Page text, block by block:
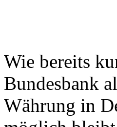
Wie bereits
Bundesbank
Währung in